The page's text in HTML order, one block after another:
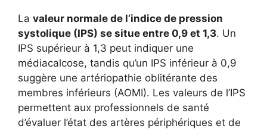
La valeur normale de l’indice de pression
systolique (IPS) se situe entre 0,9 et 1,3. Un
IPS supérieur à 1,3 peut indiquer une
médiacalcose, tandis qu’un IPS inférieur à 0,9
suggère une artériopathie oblitérante des
membres inférieurs (AOMI). Les valeurs de l’IPS
permettent aux professionnels de santé
d’évaluer l’état des artères périphériques et de